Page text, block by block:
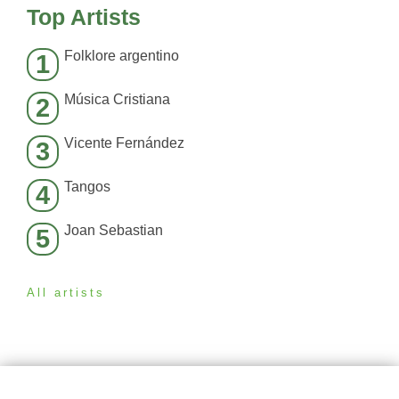
Top Artists
1 Folklore argentino
2 Música Cristiana
3 Vicente Fernández
4 Tangos
5 Joan Sebastian
All artists